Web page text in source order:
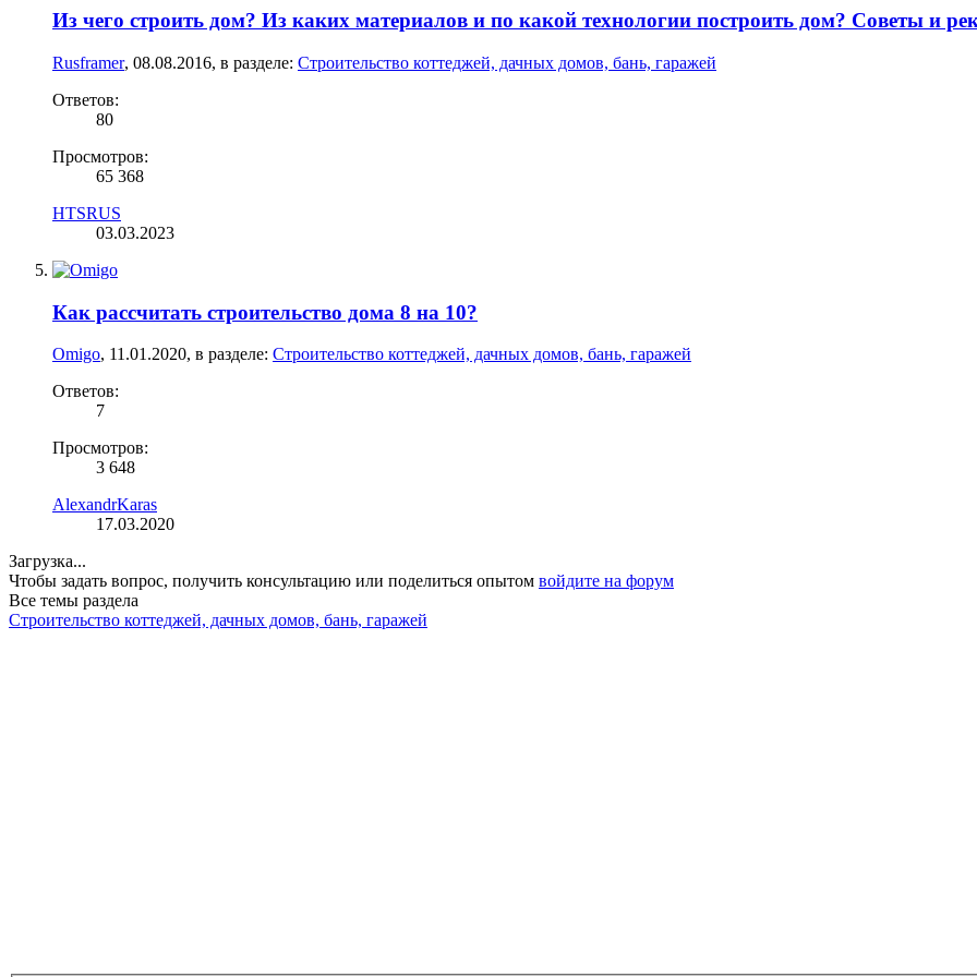
Из чего строить дом? Из каких материалов и по какой технологии построить дом? Советы и
Rusframer, 08.08.2016, в разделе: Строительство коттеджей, дачных домов, бань, гаражей
Ответов:
80
Просмотров:
65 368
HTSRUS
03.03.2023
Как рассчитать строительство дома 8 на 10?
Omigo, 11.01.2020, в разделе: Строительство коттеджей, дачных домов, бань, гаражей
Ответов:
7
Просмотров:
3 648
AlexandrKaras
17.03.2020
Загрузка...
Чтобы задать вопрос, получить консультацию или поделиться опытом войдите на форум
Все темы раздела
Строительство коттеджей, дачных домов, бань, гаражей